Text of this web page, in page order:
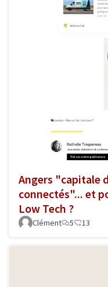
Angers "capitale
connectés"... et
Low Tech ?
Clément 5 13